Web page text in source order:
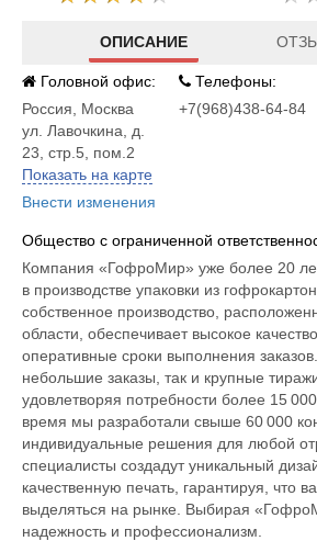
ОПИСАНИЕ
Головной офис:
Россия
Москва
ул. Лавочкина, д.
23, стр.5, пом.2
Показать на карте
Внести изменения
Телефоны:
+7(968)438-64-84
Общество с ограниченной
Компания «ГофроМир» уже более 20
в производстве упаковки из
собственное производство,
области, обеспечивает высокое
оперативные сроки выполнения
небольшие заказы, так и крупные
удовлетворяя потребности более 15
время мы разработали свыше 60 000
индивидуальные решения для любой
специалисты создадут уникальный
качественную печать, гарантируя, что
выделяться на рынке. Выбирая
надежность и профессионализм.